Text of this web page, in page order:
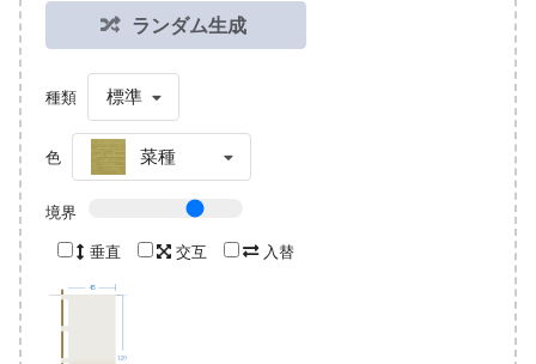
ランダム生成
種類 標準
色 菜種
境界
垂直 交互 入替